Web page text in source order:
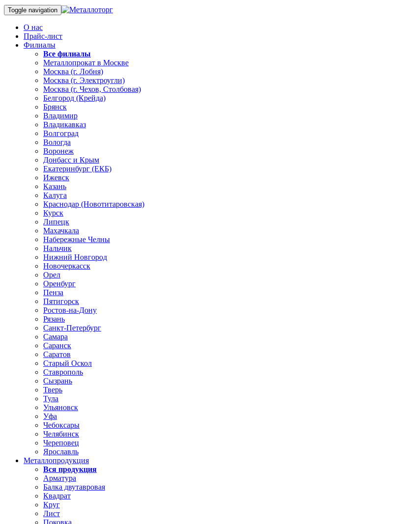
Toggle navigation
О нас
Прайс-лист
Филиалы
Все филиалы
Металлопрокат в Москве
Москва (г. Лобня)
Москва (г. Электроугли)
Москва (г. Чехов, Столбовая)
Белгород (Крейда)
Брянск
Владимир
Владикавказ
Волгоград
Вологда
Воронеж
Донбасс и Крым
Екатеринбург (ЕКБ)
Ижевск
Казань
Калуга
Краснодар (Новотитаровская)
Курск
Липецк
Махачкала
Набережные Челны
Нальчик
Нижний Новгород
Новочеркасск
Орел
Оренбург
Пенза
Пятигорск
Ростов-на-Дону
Рязань
Санкт-Петербург
Самара
Саранск
Саратов
Старый Оскол
Ставрополь
Сызрань
Тверь
Тула
Ульяновск
Уфа
Чебоксары
Челябинск
Череповец
Ярославль
Металлопродукция
Вся продукция
Арматура
Балка двутавровая
Квадрат
Круг
Лист
Поковка